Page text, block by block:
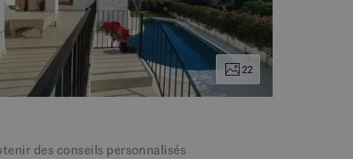
22
des conseils personnalisés